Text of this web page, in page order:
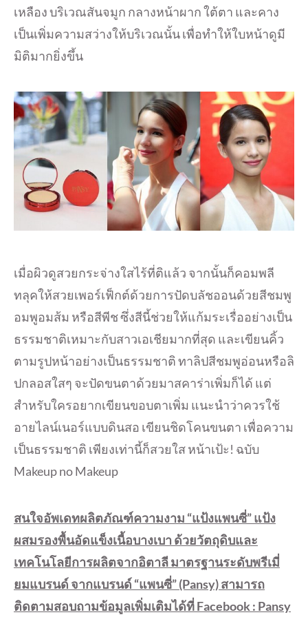
เหลือง บริเวณสันจมูก กลางหน้าผาก ใต้ตา และคาง
เป็นเพิ่มความสว่างให้บริเวณนั้น เพื่อทำให้ใบหน้าดูมี
มิติมากยิ่งขึ้น
เมื่อผิวดูสวยกระจ่างใสไร้ที่ติแล้ว จากนั้นก็คอมพลี
ทลุคให้สวยเพอร์เฟ็กต์ด้วยการปัดบลัชออนด้วยสีชมพู
อมพูอมส้ม หรือสีพีช ซึ่งสีนี้ช่วยให้แก้มระเรื่ออย่างเป็น
ธรรมชาติเหมาะกับสาวเอเชียมากที่สุด และเขียนคิ้ว
ตามรูปหน้าอย่างเป็นธรรมชาติ ทาลิปสีชมพูอ่อนหรือลิ
ปกลอสใสๆ จะปัดขนตาด้วยมาสคาร่าเพิ่มก็ได้ แต่
สำหรับใครอยากเขียนขอบตาเพิ่ม แนะนำว่าควรใช้
อายไลน์เนอร์แบบดินสอ เขียนชิดโคนขนตา เพื่อความ
เป็นธรรมชาติ เพียงเท่านี้ก็สวยใส หน้าเป้ะ! ฉบับ
Makeup no Makeup
สนใจอัพเดทผลิตภัณฑ์ความงาม “แป้งแพนซี่” แป้ง
ผสมรองพื้นอัดแข็งเนื้อบางเบา ด้วยวัตถุดิบและ
เทคโนโลยีการผลิตจากอิตาลี มาตรฐานระดับพรีเมี่
ยมแบรนด์ จากแบรนด์ “แพนซี่” (Pansy) สามารถ
ติดตามสอบถามข้อมูลเพิ่มเติมได้ที่ Facebook : Pansy